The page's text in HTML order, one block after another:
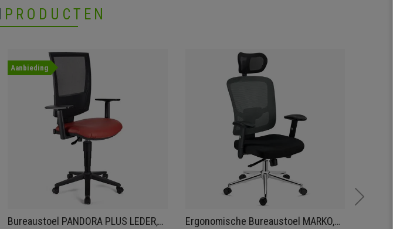
PRODUCTEN
Aanbieding
Bureaustoel PANDORA PLUS LEDER,
Ergonomische Bureaustoel MARKO,